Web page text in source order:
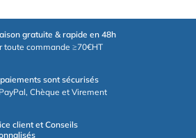
gratuite & rapide en 48h
toute commande ≥70€HT
sont sécurisés
Chèque et Virement
client et Conseils